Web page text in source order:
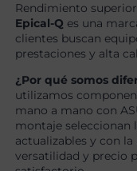
Rendimiento
Epical-Q es una
clientes buscan
prestaciones y alta
¿Por qué somos
utilizamos
mano a mano con
montaje seleccionan
actualizables y con
versatilidad y precio